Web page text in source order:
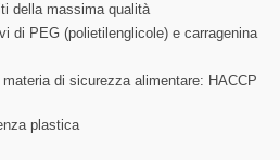
della massima qualità
di PEG (polietilenglicole) e carragenina
di sicurezza alimentare: HACCP
plastica